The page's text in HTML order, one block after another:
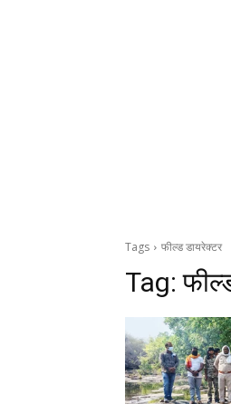
Tags फील्ड डायरेक्टर
Tag: